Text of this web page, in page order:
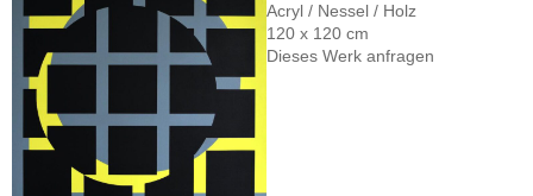
Acryl / Nessel / Holz
120 x 120 cm
Dieses Werk anfragen